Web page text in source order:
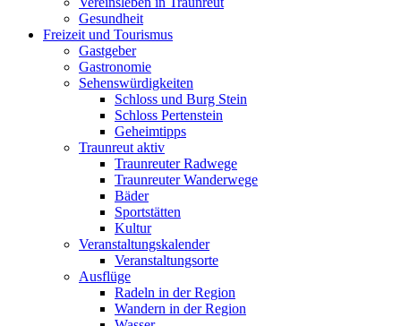
Gesundheit
Freizeit und Tourismus
Gastgeber
Gastronomie
Sehenswürdigkeiten
Schloss und Burg Stein
Schloss Pertenstein
Geheimtipps
Traunreut aktiv
Traunreuter Radwege
Traunreuter Wanderwege
Bäder
Sportstätten
Kultur
Veranstaltungskalender
Veranstaltungsorte
Ausflüge
Radeln in der Region
Wandern in der Region